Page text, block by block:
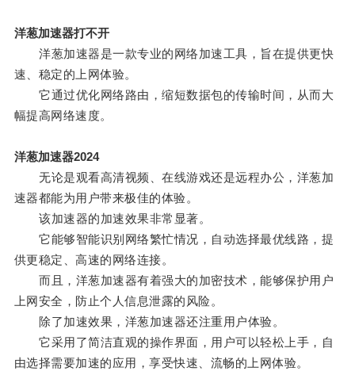
洋葱加速器打不开
洋葱加速器是一款专业的网络加速工具，旨在提供更快
速、稳定的上网体验。
它通过优化网络路由，缩短数据包的传输时间，从而大
幅提高网络速度。
洋葱加速器2024
无论是观看高清视频、在线游戏还是远程办公，洋葱加
速器都能为用户带来极佳的体验。
该加速器的加速效果非常显著。
它能够智能识别网络繁忙情况，自动选择最优线路，提
供更稳定、高速的网络连接。
而且，洋葱加速器有着强大的加密技术，能够保护用户
上网安全，防止个人信息泄露的风险。
除了加速效果，洋葱加速器还注重用户体验。
它采用了简洁直观的操作界面，用户可以轻松上手，自
由选择需要加速的应用，享受快速、流畅的上网体验。